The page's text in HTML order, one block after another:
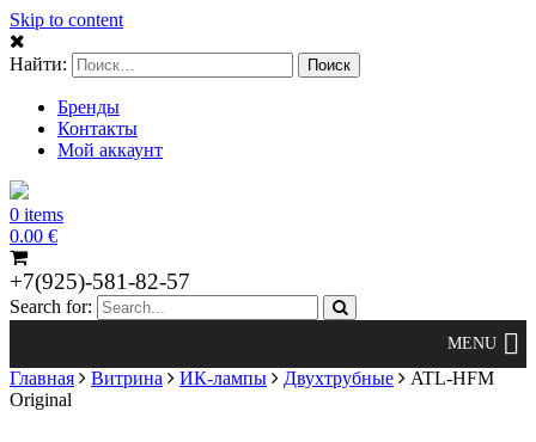
Skip to content
Найти:
Бренды
Контакты
Мой аккаунт
0 items
0.00 €
+7(925)-581-82-57
Search for:
Главная Витрина ИК-лампы Двухтрубные
ATL-HFM
Original